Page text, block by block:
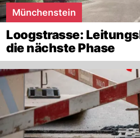
Münchenstein
Loogstrasse:
die nächste Phase